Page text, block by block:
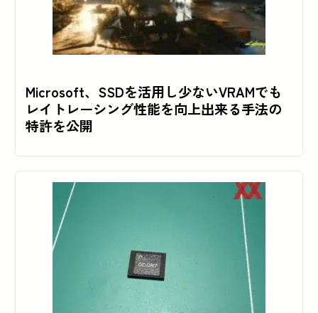
Microsoft、SSDを活用し少ないVRAMでも
レイトレーシング性能を向上出来る手法の
特許を公開